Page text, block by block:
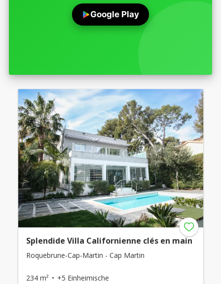
Google Play
Splendide Villa Californienne clés en main
Roquebrune-Cap-Martin - Cap Martin
234 m² +5 Einheimische